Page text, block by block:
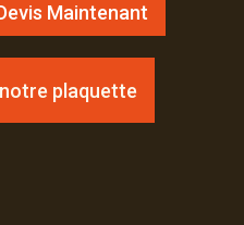
Maintenant
plaquette